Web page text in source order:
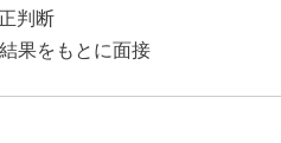
判断
果をもとに面接